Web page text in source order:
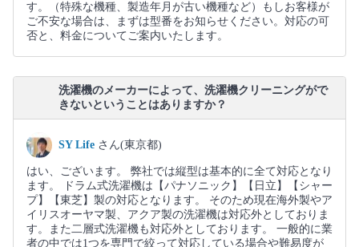
す。（特殊な機種、製造年月が古い機種など）もしお客様が
ご不安な場合は、まずは型番をお知らせください。対応の可
否と、料金についてご案内いたします。
洗濯機のメーカーによって、洗濯機クリーニングがで
きないということはありますか？
SY Life さん(東京都)
はい、ございます。 弊社では縦型は基本的に全て対応となり
ます。 ドラム式洗濯機は【パナソニック】【日立】【シャー
プ】【東芝】製の対応となります。 そのため現在海外製やア
イリスオーヤマ製、アクア製の洗濯機は対応外としておりま
す。また二層式洗濯機も対応外としております。 一般的に業
者の中では1つを専門で絞って対応している場合や難易度が